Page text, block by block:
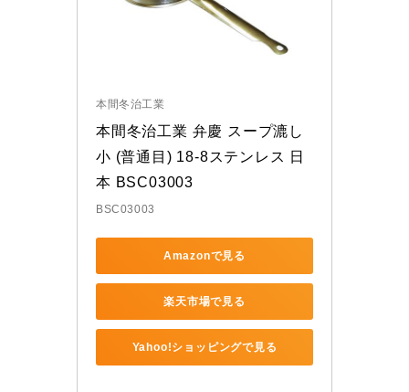
本間冬治工業
本間冬治工業 弁慶 スープ漉し
小 (普通目) 18-8ステンレス 日
本 BSC03003
BSC03003
Amazonで見る
楽天市場で見る
Yahoo!ショッピングで見る